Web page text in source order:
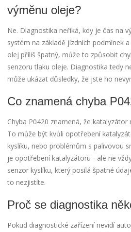
výměnu oleje?
Ne. Diagnostika neříká, kdy je čas na
systém na základě jízdních podmínek
olej příliš špatný, může to způsobit
senzoru tlaku oleje. Diagnostika tedy
může ukázat důsledky, že jste ho
Co znamená chyba
Chyba P0420 znamená, že
To může být kvůli opotřebení
kyslíku, nebo problémům s palivovou
je opotřebení katalyzátoru - ale ne
senzor kyslíku, který posílá špatné
to nezjistíte.
Proč se diagnostika
Pokud diagnostické zařízení nevidí